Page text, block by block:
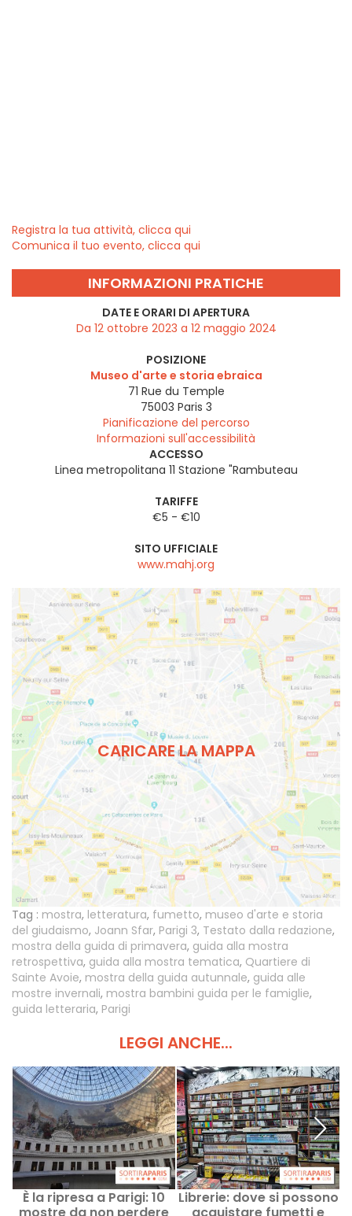
Registra la tua attività, clicca qui
Comunica il tuo evento, clicca qui
INFORMAZIONI PRATICHE
DATE E ORARI DI APERTURA
Da 12 ottobre 2023 a 12 maggio 2024
POSIZIONE
Museo d'arte e storia ebraica
71 Rue du Temple
75003 Paris 3
Pianificazione del percorso
Informazioni sull'accessibilità
ACCESSO
Linea metropolitana 11 Stazione "Rambuteau
TARIFFE
€5 - €10
SITO UFFICIALE
www.mahj.org
CARICARE LA MAPPA
Tag : mostra, letteratura, fumetto, museo d'arte e storia
del giudaismo, Joann Sfar, Parigi 3, Testato dalla redazione,
mostra della guida di primavera, guida alla mostra
retrospettiva, guida alla mostra tematica, Quartiere di
Sainte Avoie, mostra della guida autunnale, guida alle
mostre invernali, mostra bambini guida per le famiglie,
guida letteraria, Parigi
LEGGI ANCHE...
È la ripresa a Parigi: 10
mostre da non perdere
Librerie: dove si possono
acquistare fumetti e